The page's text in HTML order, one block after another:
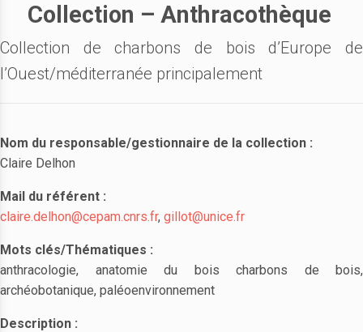
Collection – Anthracothèque
Collection de charbons de bois d’Europe de
l’Ouest/méditerranée principalement
Nom du responsable/gestionnaire de la collection :
Claire Delhon
Mail du référent :
claire.delhon@cepam.cnrs.fr, gillot@unice.fr
Mots clés/Thématiques :
anthracologie, anatomie du bois charbons de bois,
archéobotanique, paléoenvironnement
Description :